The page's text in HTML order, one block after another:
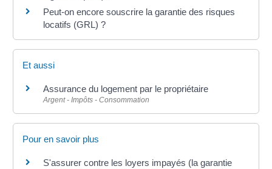
Peut-on encore souscrire la garantie des risques
locatifs (GRL) ?
Et aussi
Assurance du logement par le propriétaire
Argent - Impôts - Consommation
Pour en savoir plus
S'assurer contre les loyers impayés (la garantie